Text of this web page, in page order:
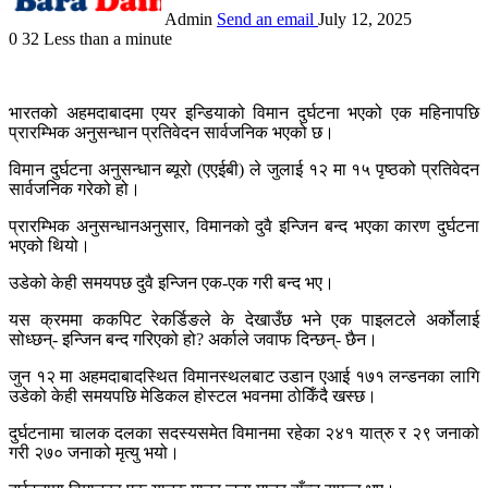
Admin Send an email July 12, 2025
0 32 Less than a minute
भारतको अहमदाबादमा एयर इन्डियाको विमान दुर्घटना भएको एक महिनापछि
प्रारम्भिक अनुसन्धान प्रतिवेदन सार्वजनिक भएको छ।
विमान दुर्घटना अनुसन्धान ब्यूरो (एएईबी) ले जुलाई १२ मा १५ पृष्ठको प्रतिवेदन
सार्वजनिक गरेको हो।
प्रारम्भिक अनुसन्धानअनुसार, विमानको दुवै इन्जिन बन्द भएका कारण दुर्घटना
भएको थियो।
उडेको केही समयपछ दुवै इन्जिन एक-एक गरी बन्द भए।
यस क्रममा ककपिट रेकर्डिङले के देखाउँछ भने एक पाइलटले अर्कोलाई
सोध्छन्- इन्जिन बन्द गरिएको हो? अर्काले जवाफ दिन्छन्- छैन।
जुन १२ मा अहमदाबादस्थित विमानस्थलबाट उडान एआई १७१ लन्डनका लागि
उडेको केही समयपछि मेडिकल होस्टल भवनमा ठोकिँदै खस्छ।
दुर्घटनामा चालक दलका सदस्यसमेत विमानमा रहेका २४१ यात्रु र २९ जनाको
गरी २७० जनाको मृत्यु भयो।